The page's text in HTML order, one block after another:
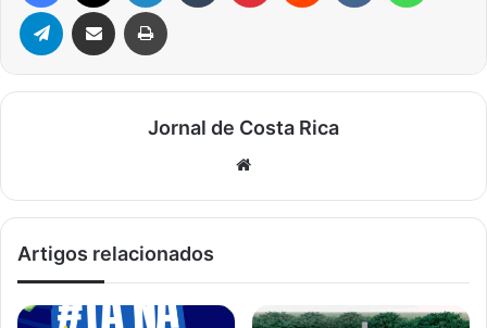
Telegram Compartilhar via e-mail Imprimir
Jornal de Costa Rica
Artigos relacionados